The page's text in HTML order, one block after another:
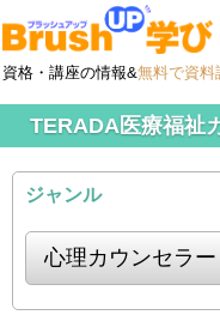
資格・講座の情報&無料で資料
TERADA医療福祉
ジャンル